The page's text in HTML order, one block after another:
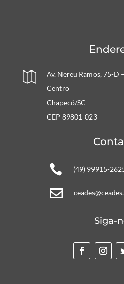

Av. Nereu Ramos, 75-D
Centro
Chapecó/SC
CEP 89801-023
 (49) 99915-

Siga-